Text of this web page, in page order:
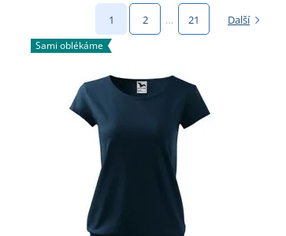
1 2 … 21 Další
Sami oblékáme